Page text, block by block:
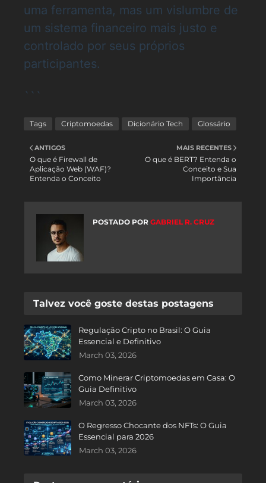
uma ferramenta, mas um vislumbre de
um sistema financeiro mais justo e
controlado por seus próprios
participantes.
```
Tags Criptomoedas Dicionário Tech Glossário
MAIS RECENTES
O que é BERT? Entenda o
Conceito e Sua
Importância
ANTIGOS
O que é Firewall de
Aplicação Web (WAF)?
Entenda o Conceito
POSTADO POR GABRIEL R. CRUZ
Talvez você goste destas postagens
Regulação Cripto no Brasil: O Guia
Essencial e Definitivo
March 03, 2026
Como Minerar Criptomoedas em Casa: O
Guia Definitivo
March 03, 2026
O Regresso Chocante dos NFTs: O Guia
Essencial para 2026
March 03, 2026